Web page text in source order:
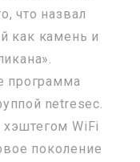
что назвал
как камень и
программа
netresec.
хэштегом WiFi
поколение